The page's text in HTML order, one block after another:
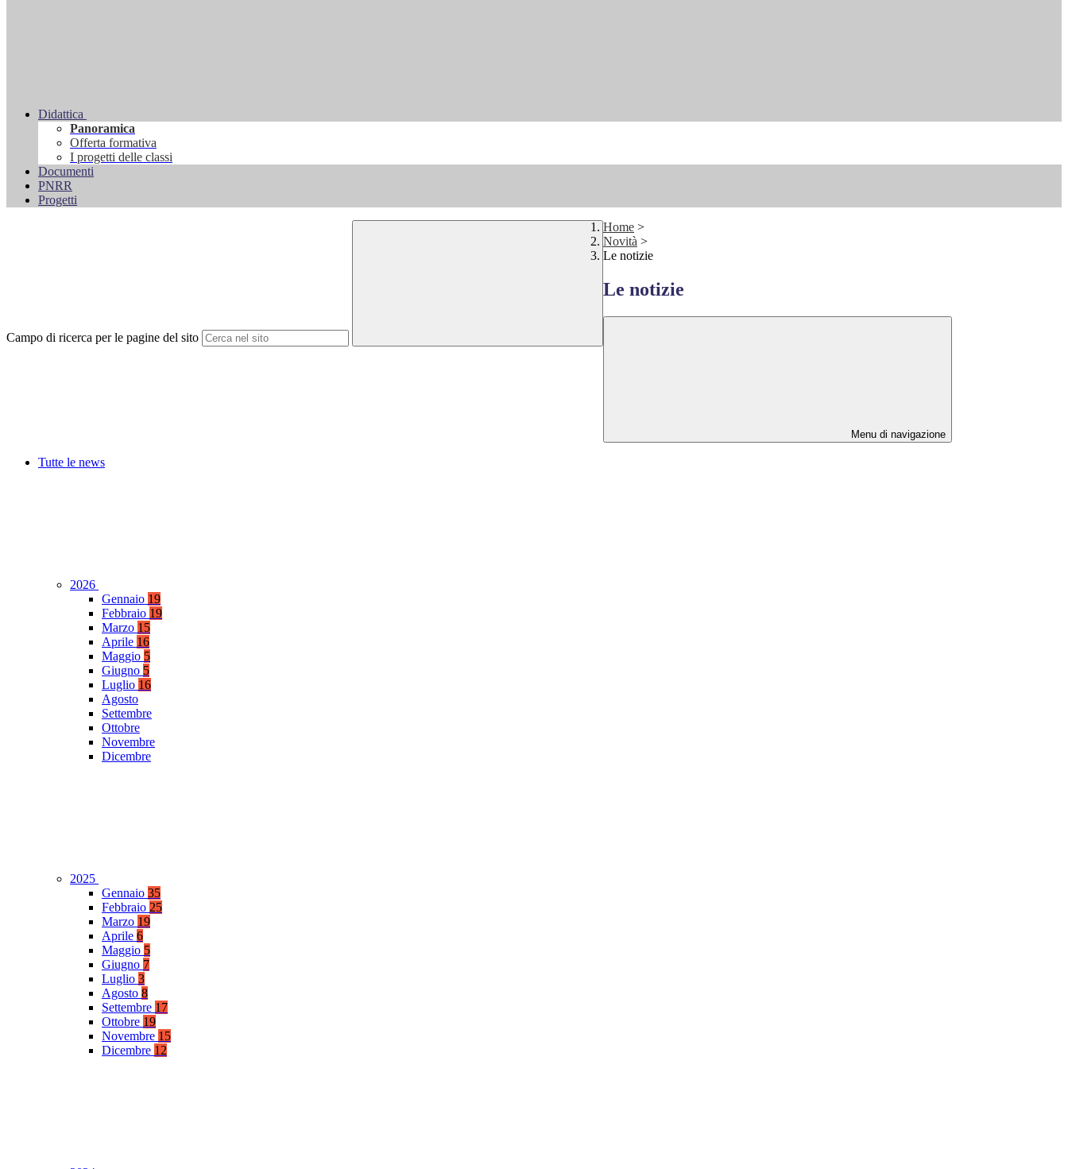
Didattica
Panoramica
Offerta formativa
I progetti delle classi
Documenti
PNRR
Progetti
Campo di ricerca per le pagine del sito
Home >
Novità >
Le notizie
Le notizie
Menu di navigazione
Tutte le news
2026
Gennaio 19
Febbraio 19
Marzo 15
Aprile 16
Maggio 5
Giugno 5
Luglio 16
Agosto
Settembre
Ottobre
Novembre
Dicembre
2025
Gennaio 35
Febbraio 25
Marzo 19
Aprile 6
Maggio 5
Giugno 7
Luglio 3
Agosto 8
Settembre 17
Ottobre 19
Novembre 15
Dicembre 12